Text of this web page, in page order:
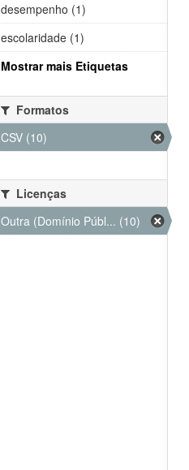
desempenho (1)
escolaridade (1)
Mostrar mais Etiquetas
Formatos
CSV (10)
Licenças
Outra (Domínio Públ... (10)